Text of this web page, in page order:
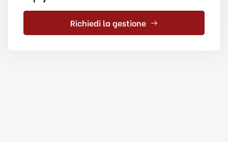
Richiedi la gestione